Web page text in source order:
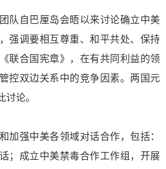
自巴厘岛会晤以来讨论确立中美
强调要相互尊重、和平共处、保持
联合国宪章》，在有共同利益的领
控双边关系中的竞争因素。两国元
论。
强中美各领域对话合作，包括：
；成立中美禁毒合作工作组，开展